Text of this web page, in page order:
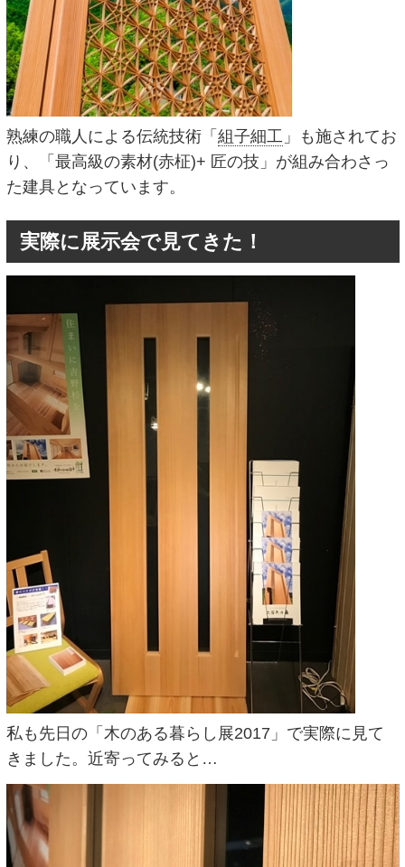
熟練の職人による伝統技術「 組子細工 」も施されてお
り、「最高級の素材(赤柾)+ 匠の技」が組み合わさっ
た建具となっています。
実際に展示会で見てきた！
私も先日の「木のある暮らし展2017」で実際に見て
きました。近寄ってみると…